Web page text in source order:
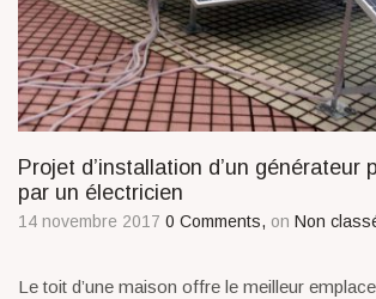
Projet d’installation d’un générateur
par un électricien
14 novembre 2017 0 Comments, on Non
Le toit d’une maison offre le meilleur